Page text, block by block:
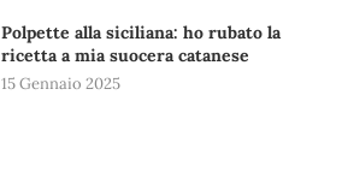
Polpette alla siciliana: ho rubato la
ricetta a mia suocera catanese
15 Gennaio 2025